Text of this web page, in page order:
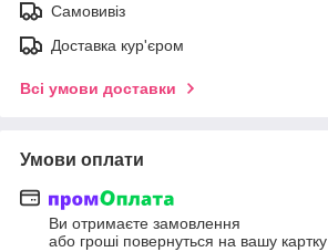
Самовивіз
Доставка кур'єром
Всі умови доставки
Умови оплати
Ви отримаєте замовлення
або гроші повернуться на вашу картку